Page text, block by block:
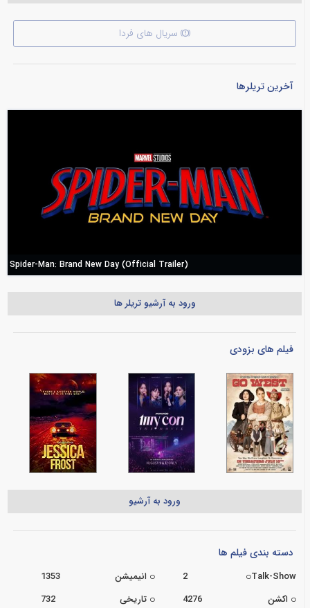
سریال های فردا
آخرین تریلرها
Spider-Man: Brand New Day (Official Trailer)
ورود به آرشیو تریلر ها
فیلم های بزودی
ورود به آرشیو
دسته بندی فیلم ها
Talk-Show
2 انیمیشن
1353
اکشن
4276 تاریخی
732